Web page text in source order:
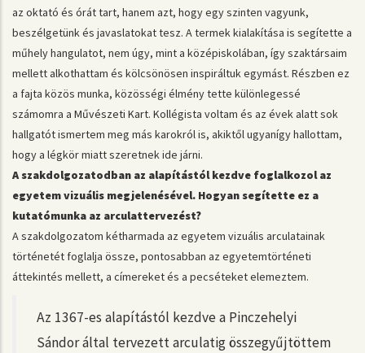
az oktató és órát tart, hanem azt, hogy egy szinten vagyunk,
beszélgetünk és javaslatokat tesz. A termek kialakítása is segítette a
műhely hangulatot, nem úgy, mint a középiskolában, így szaktársaim
mellett alkothattam és kölcsönösen inspiráltuk egymást. Részben ez
a fajta közös munka, közösségi élmény tette különlegessé
számomra a Művészeti Kart. Kollégista voltam és az évek alatt sok
hallgatót ismertem meg más karokról is, akiktől ugyanígy hallottam,
hogy a légkör miatt szeretnek ide járni.
A szakdolgozatodban az alapítástól kezdve foglalkozol az
egyetem vizuális megjelenésével. Hogyan segítette ez a
kutatómunka az arculattervezést?
A szakdolgozatom kétharmada az egyetem vizuális arculatainak
történetét foglalja össze, pontosabban az egyetemtörténeti
áttekintés mellett, a címereket és a pecséteket elemeztem.
Az 1367-es alapítástól kezdve a Pinczehelyi
Sándor által tervezett arculatig összegyűjtöttem